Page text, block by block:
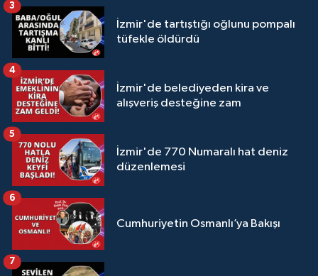
İzmir'de tartıştığı oğlunu pompalı
tüfekle öldürdü
3
İzmir'de belediyeden kira ve
alışveriş desteğine zam
4
İzmir'de 770 Numaralı hat deniz
düzenlemesi
5
Cumhuriyetin Osmanlı’ya Bakışı
6
7